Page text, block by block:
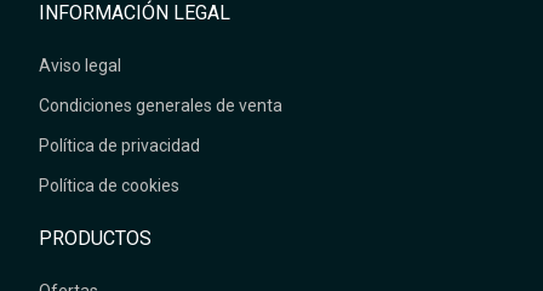
INFORMACIÓN LEGAL
Aviso legal
Condiciones generales de venta
Política de privacidad
Política de cookies
PRODUCTOS